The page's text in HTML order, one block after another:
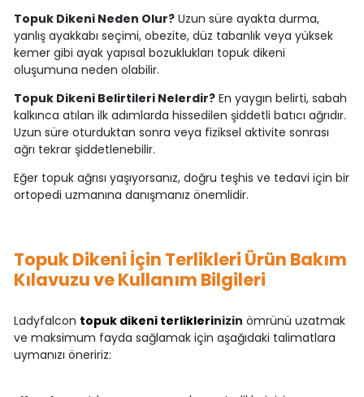
Topuk Dikeni Neden Olur?Uzun süre ayakta durma,
yanlış ayakkabı seçimi, obezite, düz tabanlık veya yüksek
kemer gibi ayak yapısal bozuklukları topuk dikeni
oluşumuna neden olabilir.
Topuk Dikeni Belirtileri Nelerdir?En yaygın belirti, sabah
kalkınca atılan ilk adımlarda hissedilen şiddetli batıcı ağrıdır.
Uzun süre oturduktan sonra veya fiziksel aktivite sonrası
ağrı tekrar şiddetlenebilir.
Eğer topuk ağrısı yaşıyorsanız, doğru teşhis ve tedavi için bir
ortopedi uzmanına danışmanız önemlidir.
Topuk Dikeni İçin Terlikleri Ürün Bakım
Kılavuzu ve Kullanım Bilgileri
Ladyfalcon topuk dikeni terliklerinizin ömrünü uzatmak
ve maksimum fayda sağlamak için aşağıdaki talimatlara
uymanızı öneririz: